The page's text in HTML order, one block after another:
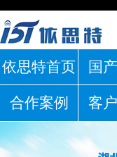
依思特首页 国
合作案例 客